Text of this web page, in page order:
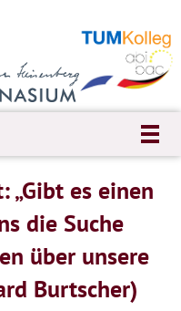
„Gibt es einen
die Suche
über unsere
Burtscher)